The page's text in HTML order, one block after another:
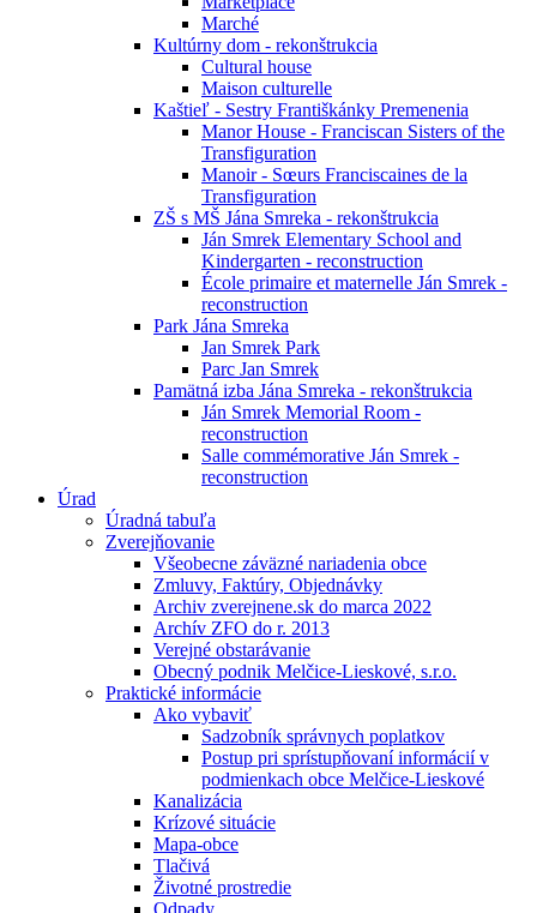
Marché
Kultúrny dom - rekonštrukcia
Cultural house
Maison culturelle
Kaštieľ - Sestry Františkánky Premenenia
Manor House - Franciscan Sisters of the
Transfiguration
Manoir - Sœurs Franciscaines de la
Transfiguration
ZŠ s MŠ Jána Smreka - rekonštrukcia
Ján Smrek Elementary School and
Kindergarten - reconstruction
École primaire et maternelle Ján Smrek -
reconstruction
Park Jána Smreka
Jan Smrek Park
Parc Jan Smrek
Pamätná izba Jána Smreka - rekonštrukcia
Ján Smrek Memorial Room -
reconstruction
Salle commémorative Ján Smrek -
reconstruction
Úrad
Úradná tabuľa
Zverejňovanie
Všeobecne záväzné nariadenia obce
Zmluvy, Faktúry, Objednávky
Archiv zverejnene.sk do marca 2022
Archív ZFO do r. 2013
Verejné obstarávanie
Obecný podnik Melčice-Lieskové, s.r.o.
Praktické informácie
Ako vybaviť
Sadzobník správnych poplatkov
Postup pri sprístupňovaní informácií v
podmienkach obce Melčice-Lieskové
Kanalizácia
Krízové situácie
Mapa-obce
Tlačivá
Životné prostredie
Odpady